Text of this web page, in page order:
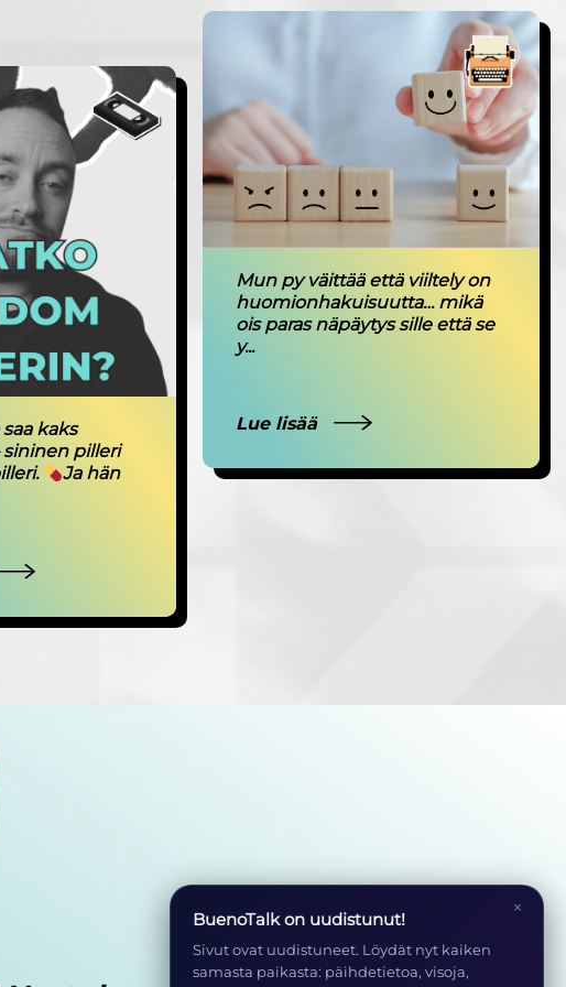
kaks
pilleri
Ja hän
Mun py väittää että viiltely on
huomionhakuisuutta… mikä
ois paras näpäytys sille että se
y...
Lue lisää
×
BuenoTalk on uudistunut!
Sivut ovat uudistuneet. Löydät nyt kaiken
samasta paikasta: päihdetietoa, visoja,